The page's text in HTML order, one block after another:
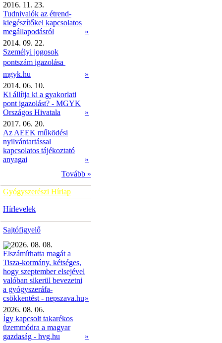
2016. 11. 23.
Tudnivalók az étrend-
kiegészítőkel kapcsolatos
megállapodásról
»
2014. 09. 22.
Személyi jogosok
pontszám igazolása 
mgyk.hu
»
2014. 06. 10.
Ki állítja ki a gyakorlati
pont igazolást? - MGYK
Országos Hivatala
»
2017. 06. 20.
Az AEEK működési
nyilvántartással
kapcsolatos tájékoztató
anyagai
»
Tovább »
Gyógyszerészi Hírlap
Hírlevelek
Sajtófigyelő
2026. 08. 08.
Elszámíthatta magát a
Tisza-kormány, kétséges,
hogy szeptember elsejével
valóban sikerül bevezetni
a gyógyszeráfa-
csökkentést - nepszava.hu»
2026. 08. 06.
Így kapcsolt takarékos
üzemmódra a magyar
gazdaság - hvg.hu
»